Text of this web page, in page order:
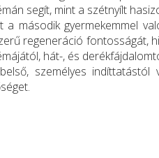
segít, mint a szétnyílt
a második gyermekemmel
regeneráció fontosságát,
hát-, és
személyes